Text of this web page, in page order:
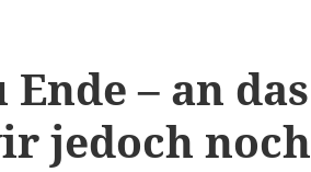
Ende – an das
jedoch noch